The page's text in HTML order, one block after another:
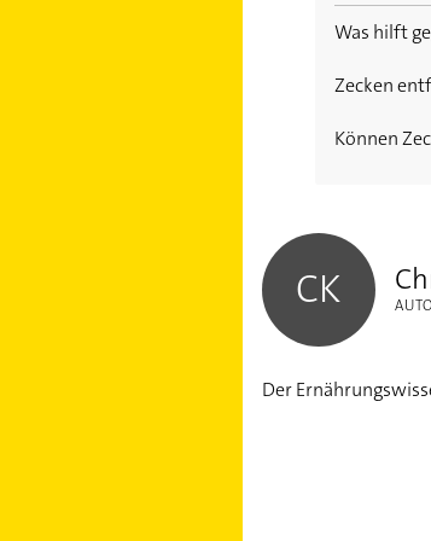
Was ist
FSME:
FSME-
Was hilft
Zecken
Können
CK
Der